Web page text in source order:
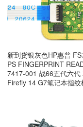
新到货银灰色HP惠普
PS FINGERPRINT
7417-001 战66五代六代
Firefly 14 G7笔记本指纹